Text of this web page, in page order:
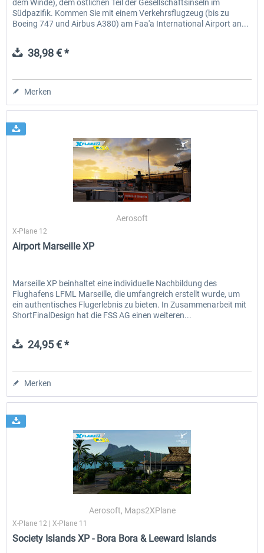
dem Winde), dem östlichen Teil der Gesellschaftsinseln im
Südpazifik. Kommen Sie mit einem Verkehrsflugzeug (bis zu
Boeing 747 und Airbus A380) am Faa'a International Airport an...
38,98 € *
Merken
Aerosoft
X-Plane 12
Airport Marseille XP
Marseille XP beinhaltet eine individuelle Nachbildung des
Flughafens LFML Marseille, die umfangreich erstellt wurde, um
ein authentisches Flugerlebnis zu bieten. In Zusammenarbeit mit
ShortFinalDesign hat die FSS AG einen weiteren...
24,95 € *
Merken
Aerosoft, Maps2XPlane
X-Plane 12 | X-Plane 11
Society Islands XP - Bora Bora & Leeward Islands